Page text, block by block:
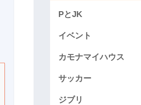
PとJK
イベント
カモナマイハウス
サッカー
ジブリ